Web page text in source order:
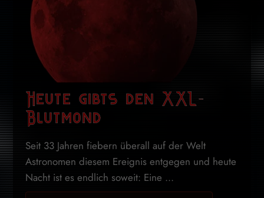
Heute gibts den XXL-
Blutmond
Seit 33 Jahren fiebern überall auf der Welt
Astronomen diesem Ereignis entgegen und heute
Nacht ist es endlich soweit: Eine ...